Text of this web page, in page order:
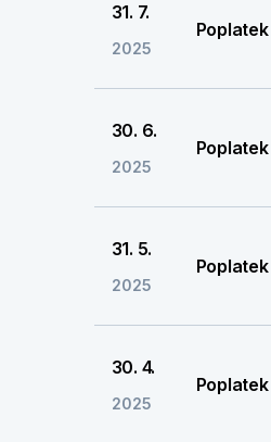
31. 7.
2025
Poplatek
30. 6.
2025
Poplatek
31. 5.
2025
Poplatek
30. 4.
2025
Poplatek